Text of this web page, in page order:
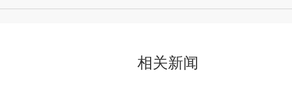
相关新闻